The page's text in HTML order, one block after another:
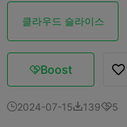
클라우드 슬라이스
Boost
2024-07-151395